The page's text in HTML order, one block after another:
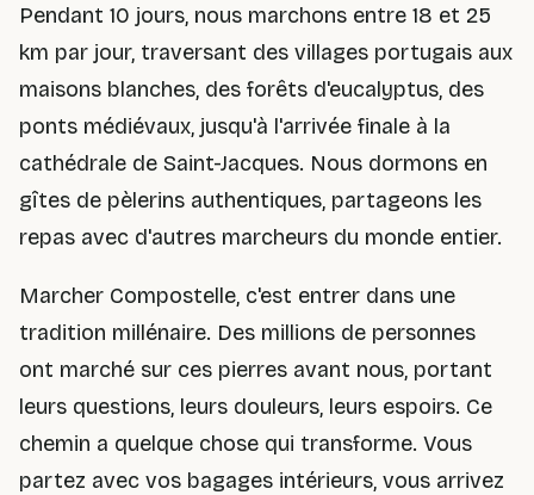
Pendant 10 jours, nous marchons entre 18 et 25
km par jour, traversant des villages portugais aux
maisons blanches, des forêts d'eucalyptus, des
ponts médiévaux, jusqu'à l'arrivée finale à la
cathédrale de Saint-Jacques. Nous dormons en
gîtes de pèlerins authentiques, partageons les
repas avec d'autres marcheurs du monde entier.
Marcher Compostelle, c'est entrer dans une
tradition millénaire. Des millions de personnes
ont marché sur ces pierres avant nous, portant
leurs questions, leurs douleurs, leurs espoirs. Ce
chemin a quelque chose qui transforme. Vous
partez avec vos bagages intérieurs, vous arrivez